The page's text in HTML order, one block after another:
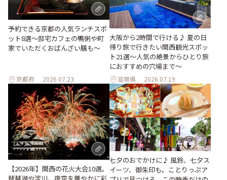
予約できる京都の人気ランチスポ
ット8選～邸宅カフェの鴨粥や町
家でいただくおばんざい膳も～
京都府 2026.07.23
大阪から2時間で行ける♪ 夏の日
帰り旅で行きたい関西観光スポッ
ト21選～人気の絶景からひとり旅
におすすめの穴場まで～
滋賀県 2026.07.19
【2026年】関西の花火大会10選。
七夕のおでかけに♪ 風鈴、七夕ス
イーツ、御朱印も。ことりっぷア